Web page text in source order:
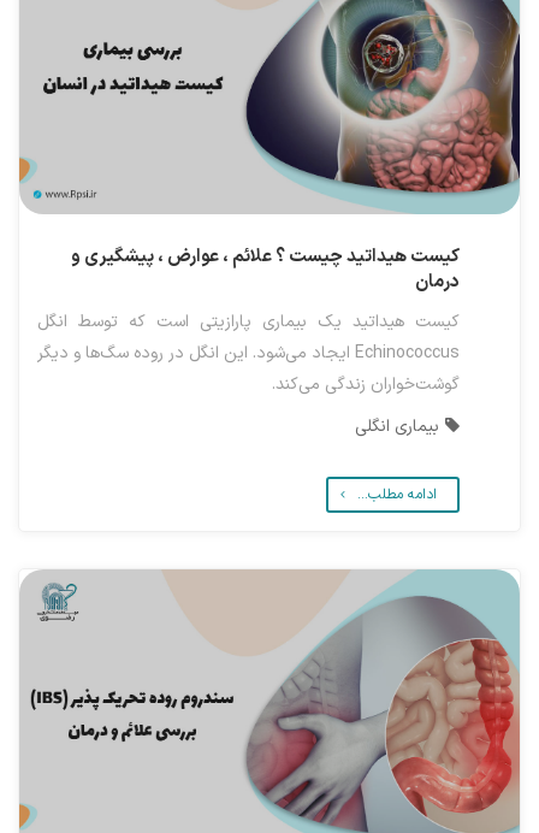
کیست هیداتید چیست ؟ علائم ، عوارض ، پیشگیری و
درمان
کیست هیداتید یک بیماری پارازیتی است که توسط انگل
Echinococcus ایجاد می‌شود. این انگل در روده سگ‌ها و دیگر
گوشت‌خواران زندگی می‌کند.
بیماری انگلی
ادامه مطلب...